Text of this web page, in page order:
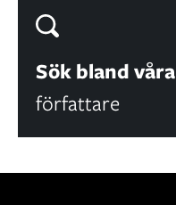
Sök bland våra
författare